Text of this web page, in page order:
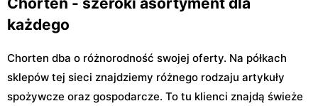
każdego
Chorten dba o różnorodność swojej oferty. Na półkach
sklepów tej sieci znajdziemy różnego rodzaju artykuły
spożywcze oraz gospodarcze. To tu klienci znajdą świeże